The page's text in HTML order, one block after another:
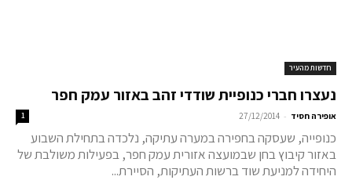
חדשות מהעיר
נעצרו חברי כנופיית שודדי זהב באזור עמק חפר
אופירה חסיד -
27/12/2014
1
כנופייה, שעסקה בחפירה במערה עתיקה, נלכדה בתחילת השבוע
באזור קיבוץ בחן שבמועצה אזורית עמק חפר, בפעילות משולבת של
היחידה למניעת שוד ברשות העתיקות, הסיירת...